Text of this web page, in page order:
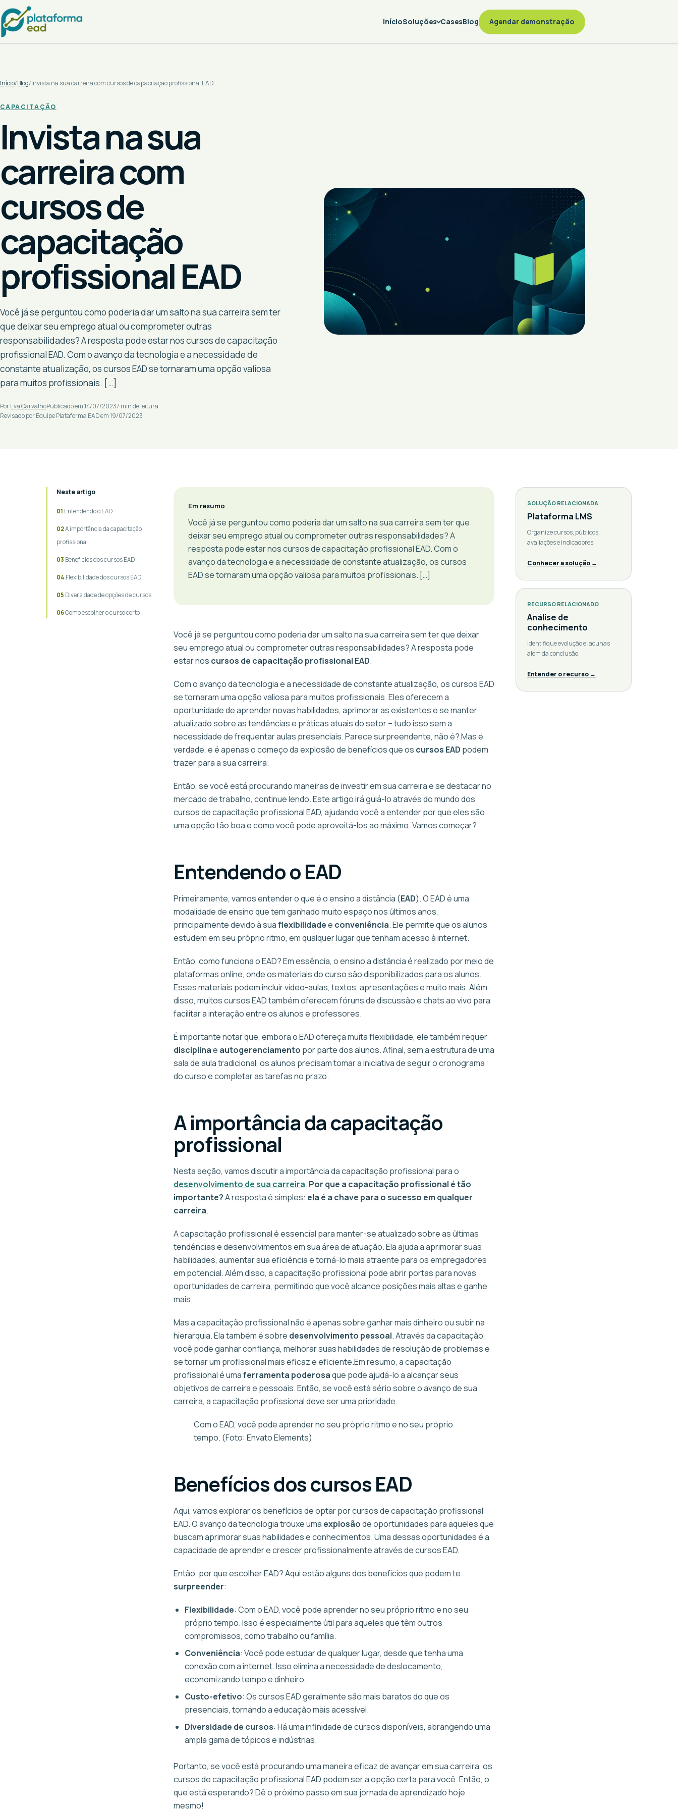
InícioSoluções CasesBlog Agendar demonstração
Início/Blog/Invista na sua carreira com cursos de capacitação profissional EAD
CAPACITAÇÃO
Invista na sua
carreira com
cursos de
capacitação
profissional EAD
Você já se perguntou como poderia dar um salto na sua carreira sem ter
que deixar seu emprego atual ou comprometer outras
responsabilidades? A resposta pode estar nos cursos de capacitação
profissional EAD. Com o avanço da tecnologia e a necessidade de
constante atualização, os cursos EAD se tornaram uma opção valiosa
para muitos profissionais. […]
PorEva CarvalhoPublicado em 14/07/20237 min de leitura
Revisado por Equipe Plataforma EAD em 19/07/2023
Neste artigo
Entendendo o EAD
A importância da capacitação
profissional
Benefícios dos cursos EAD
Flexibilidade dos cursos EAD
Diversidade de opções de cursos
Como escolher o curso certo
Em resumo
Você já se perguntou como poderia dar um salto na sua carreira sem ter que
deixar seu emprego atual ou comprometer outras responsabilidades? A
resposta pode estar nos cursos de capacitação profissional EAD. Com o
avanço da tecnologia e a necessidade de constante atualização, os cursos
EAD se tornaram uma opção valiosa para muitos profissionais. […]
Você já se perguntou como poderia dar um salto na sua carreira sem ter que deixar
seu emprego atual ou comprometer outras responsabilidades? A resposta pode
estar nos cursos de capacitação profissional EAD.
Com o avanço da tecnologia e a necessidade de constante atualização, os cursos EAD
se tornaram uma opção valiosa para muitos profissionais. Eles oferecem a
oportunidade de aprender novas habilidades, aprimorar as existentes e se manter
atualizado sobre as tendências e práticas atuais do setor – tudo isso sem a
necessidade de frequentar aulas presenciais. Parece surpreendente, não é? Mas é
verdade, e é apenas o começo da explosão de benefícios que os cursos EAD podem
trazer para a sua carreira.
Então, se você está procurando maneiras de investir em sua carreira e se destacar no
mercado de trabalho, continue lendo. Este artigo irá guiá-lo através do mundo dos
cursos de capacitação profissional EAD, ajudando você a entender por que eles são
uma opção tão boa e como você pode aproveitá-los ao máximo. Vamos começar?
Entendendo o EAD
Primeiramente, vamos entender o que é o ensino a distância (EAD). O EAD é uma
modalidade de ensino que tem ganhado muito espaço nos últimos anos,
principalmente devido à suaflexibilidadee conveniência. Ele permite que os alunos
estudem em seu próprio ritmo, em qualquer lugar que tenham acesso à internet.
Então, como funciona o EAD? Em essência, o ensino a distância é realizado por meio de
plataformas online, onde os materiais do curso são disponibilizados para os alunos.
Esses materiais podem incluir vídeo-aulas, textos, apresentações e muito mais. Além
disso, muitos cursos EAD também oferecem fóruns de discussão e chats ao vivo para
facilitar a interação entre os alunos e professores.
É importante notar que, embora o EAD ofereça muita flexibilidade, ele também requer
disciplinae autogerenciamento por parte dos alunos. Afinal, sem a estrutura de uma
sala de aula tradicional, os alunos precisam tomar a iniciativa de seguir o cronograma
do curso e completar as tarefas no prazo.
A importância da capacitação
profissional
Nesta seção, vamos discutir a importância da capacitação profissional para o
desenvolvimento de sua carreira. Por que a capacitação profissional é tão
importante?A resposta é simples: ela é a chave para o sucesso em qualquer
carreira.
A capacitação profissional é essencial para manter-se atualizado sobre as últimas
tendências e desenvolvimentos em sua área de atuação. Ela ajuda a aprimorar suas
habilidades, aumentar sua eficiência e torná-lo mais atraente para os empregadores
em potencial. Além disso, a capacitação profissional pode abrir portas para novas
oportunidades de carreira, permitindo que você alcance posições mais altas e ganhe
mais.
Mas a capacitação profissional não é apenas sobre ganhar mais dinheiro ou subir na
hierarquia. Ela também é sobre desenvolvimento pessoal. Através da capacitação,
você pode ganhar confiança, melhorar suas habilidades de resolução de problemas e
se tornar um profissional mais eficaz e eficiente.Em resumo, a capacitação
profissional é umaferramenta poderosaque pode ajudá-lo a alcançar seus
objetivos de carreira e pessoais. Então, se você está sério sobre o avanço de sua
carreira, a capacitação profissional deve ser uma prioridade.
Com o EAD, você pode aprender no seu próprio ritmo e no seu próprio
tempo. (Foto: Envato Elements)
Benefícios dos cursos EAD
Aqui, vamos explorar os benefícios de optar por cursos de capacitação profissional
EAD. O avanço da tecnologia trouxe uma explosãode oportunidades para aqueles que
buscam aprimorar suas habilidades e conhecimentos. Uma dessas oportunidades é a
capacidade de aprender e crescer profissionalmente através de cursos EAD.
Então, por que escolher EAD? Aqui estão alguns dos benefícios que podem te
surpreender:
Flexibilidade: Com o EAD, você pode aprender no seu próprio ritmo e no seu
próprio tempo. Isso é especialmente útil para aqueles que têm outros
compromissos, como trabalho ou família.
Conveniência: Você pode estudar de qualquer lugar, desde que tenha uma
conexão com a internet. Isso elimina a necessidade de deslocamento,
economizando tempo e dinheiro.
Custo-efetivo: Os cursos EAD geralmente são mais baratos do que os
presenciais, tornando a educação mais acessível.
Diversidade de cursos: Há uma infinidade de cursos disponíveis, abrangendo uma
ampla gama de tópicos e indústrias.
Portanto, se você está procurando uma maneira eficaz de avançar em sua carreira, os
cursos de capacitação profissional EAD podem ser a opção certa para você. Então, o
que está esperando? Dê o próximo passo em sua jornada de aprendizado hoje
mesmo!
SOLUÇÃO RELACIONADA
Plataforma LMS
Organize cursos, públicos,
avaliações e indicadores.
Conhecer a solução →
RECURSO RELACIONADO
Análise de
conhecimento
Identifique evolução e lacunas
além da conclusão.
Entender o recurso →